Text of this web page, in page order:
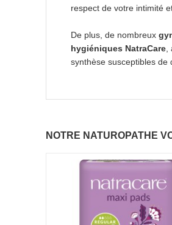
respect de votre intimité
De plus, de nombreux
hygiéniques NatraCare
synthèse susceptibles de
NOTRE NATUROPATHE